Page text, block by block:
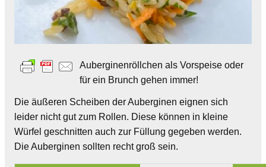
Auberginenröllchen als Vorspeise oder
für ein Brunch gehen immer!
Die äußeren Scheiben der Auberginen eignen sich
leider nicht gut zum Rollen. Diese können in kleine
Würfel geschnitten auch zur Füllung gegeben werden.
Die Auberginen sollten recht groß sein.